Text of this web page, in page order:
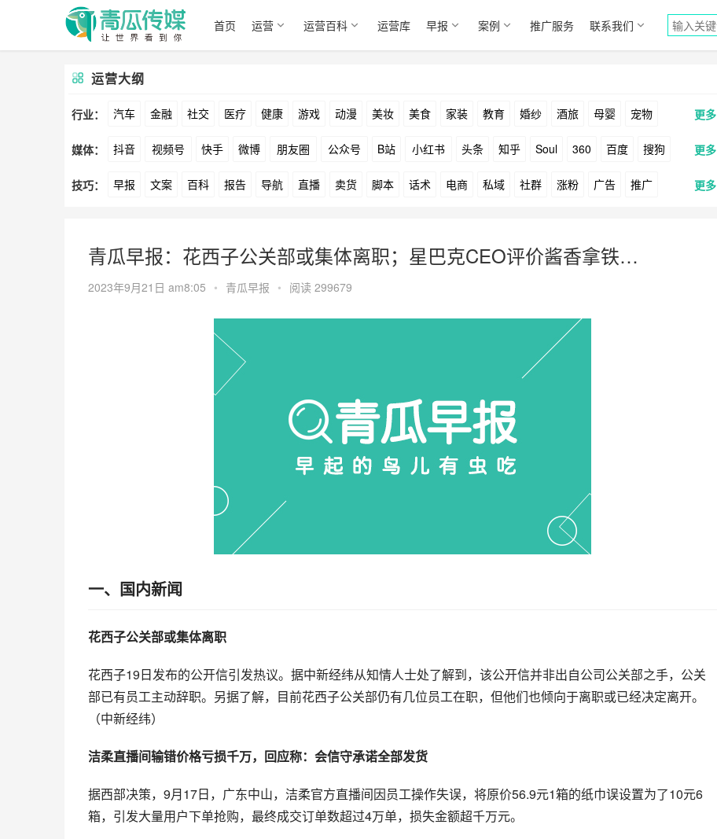
首页 运营 运营百科 运营库 早报 案例 推广服务 联系我们
运营大纲
行业： 汽车 金融 社交 医疗 健康 游戏 动漫 美妆 美食 家装 教育 婚纱 酒旅 母婴 宠物
文娱 跨境 科技 广告 元宇宙 房地产
更多
媒体： 抖音 视频号 快手 微博 朋友圈 公众号 B站 小红书 头条 知乎 Soul 360 百度 搜狗
爱奇艺 美柚 美图 最右 神马 谷歌 Facebook Tiktok YouTube Yahoo Bing
更多
技巧： 早报 文案 百科 报告 导航 直播 卖货 脚本 话术 电商 私域 社群 涨粉 广告 推广 更多
青瓜早报：花西子公关部或集体离职；星巴克CEO评价酱香拿铁…
2023年9月21日 am8:05 • 青瓜早报 • 阅读 299679
一、国内新闻
花西子公关部或集体离职
花西子19日发布的公开信引发热议。据中新经纬从知情人士处了解到，该公开信并非出自公司公关部之手，公关
部已有员工主动辞职。另据了解，目前花西子公关部仍有几位员工在职，但他们也倾向于离职或已经决定离开。
（中新经纬）
洁柔直播间输错价格亏损千万，回应称：会信守承诺全部发货
据西部决策，9月17日，广东中山，洁柔官方直播间因员工操作失误，将原价56.9元1箱的纸巾误设置为了10元6
箱，引发大量用户下单抢购，最终成交订单数超过4万单，损失金额超千万元。